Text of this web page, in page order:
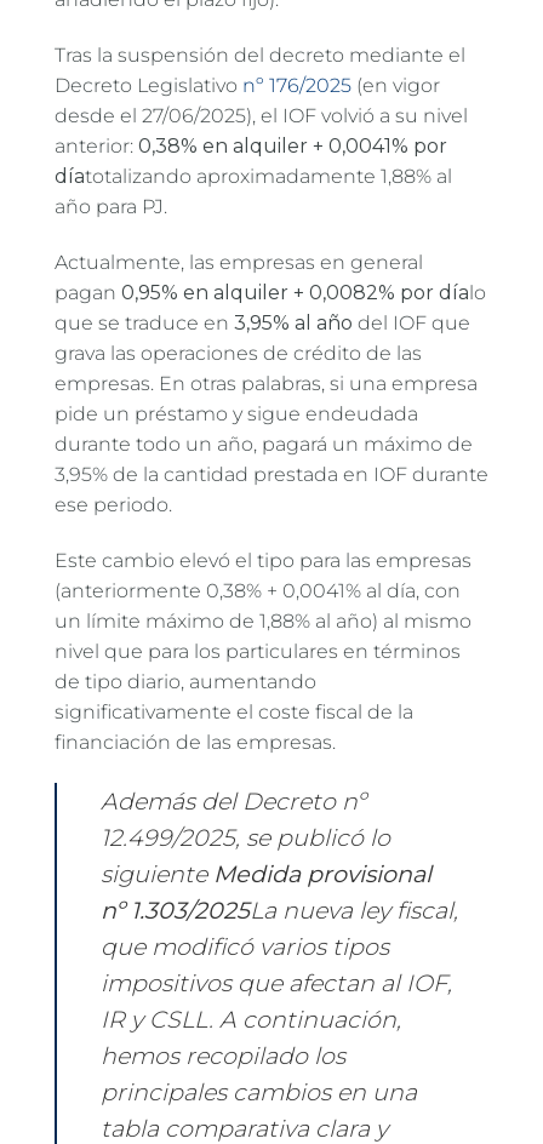
Tras la suspensión del decreto mediante el
Decreto Legislativo nº 176/2025 (en vigor
desde el 27/06/2025), el IOF volvió a su nivel
anterior: 0,38% en alquiler + 0,0041% por
díatotalizando aproximadamente 1,88% al
año para PJ.
Actualmente, las empresas en general
pagan 0,95% en alquiler + 0,0082% por díalo
que se traduce en 3,95% al año del IOF que
grava las operaciones de crédito de las
empresas. En otras palabras, si una empresa
pide un préstamo y sigue endeudada
durante todo un año, pagará un máximo de
3,95% de la cantidad prestada en IOF durante
ese periodo.
Este cambio elevó el tipo para las empresas
(anteriormente 0,38% + 0,0041% al día, con
un límite máximo de 1,88% al año) al mismo
nivel que para los particulares en términos
de tipo diario, aumentando
significativamente el coste fiscal de la
financiación de las empresas.
Además del Decreto nº
12.499/2025, se publicó lo
siguiente Medida provisional
nº 1.303/2025La nueva ley fiscal,
que modificó varios tipos
impositivos que afectan al IOF,
IR y CSLL. A continuación,
hemos recopilado los
principales cambios en una
tabla comparativa clara y